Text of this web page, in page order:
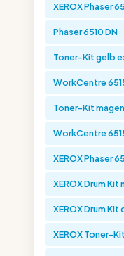
XEROX Phaser
Phaser 6510 DN
Toner-Kit gelb
WorkCentre
Toner-Kit
WorkCentre
XEROX Phaser
XEROX Drum Kit
XEROX Drum Kit
XEROX Toner-